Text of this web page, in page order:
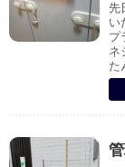
先
い
プ
ネ
た